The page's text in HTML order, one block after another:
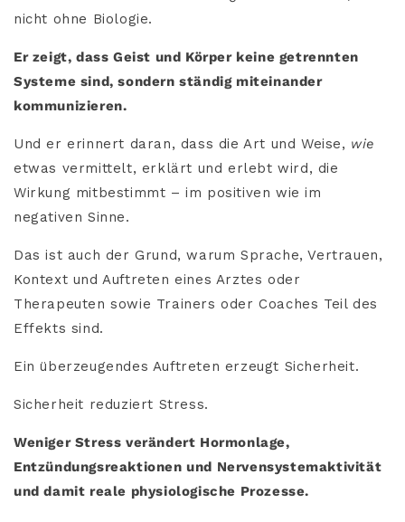
nicht ohne Biologie.
Er zeigt, dass Geist und Körper keine getrennten
Systeme sind, sondern ständig miteinander
kommunizieren.
Und er erinnert daran, dass die Art und Weise, wie
etwas vermittelt, erklärt und erlebt wird, die
Wirkung mitbestimmt – im positiven wie im
negativen Sinne.
Das ist auch der Grund, warum Sprache, Vertrauen,
Kontext und Auftreten eines Arztes oder
Therapeuten sowie Trainers oder Coaches Teil des
Effekts sind.
Ein überzeugendes Auftreten erzeugt Sicherheit.
Sicherheit reduziert Stress.
Weniger Stress verändert Hormonlage,
Entzündungsreaktionen und Nervensystemaktivität
und damit reale physiologische Prozesse.